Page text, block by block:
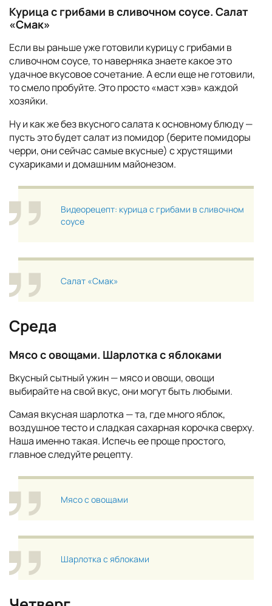
Курица с грибами в сливочном соусе. Салат
«Смак»
Если вы раньше уже готовили курицу с грибами в
сливочном соусе, то наверняка знаете какое это
удачное вкусовое сочетание. А если еще не готовили,
то смело пробуйте. Это просто «маст хэв» каждой
хозяйки.
Ну и как же без вкусного салата к основному блюду —
пусть это будет салат из помидор (берите помидоры
черри, они сейчас самые вкусные) с хрустящими
сухариками и домашним майонезом.
Видеорецепт: курица с грибами в сливочном
соусе
Салат «Смак»
Среда
Мясо с овощами. Шарлотка с яблоками
Вкусный сытный ужин — мясо и овощи, овощи
выбирайте на свой вкус, они могут быть любыми.
Самая вкусная шарлотка — та, где много яблок,
воздушное тесто и сладкая сахарная корочка сверху.
Наша именно такая. Испечь ее проще простого,
главное следуйте рецепту.
Мясо с овощами
Шарлотка с яблоками